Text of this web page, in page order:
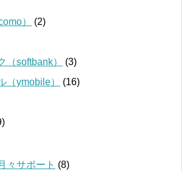
）
(2)
（softbank）
(3)
（ymobile）
(16)
々サポート (8)